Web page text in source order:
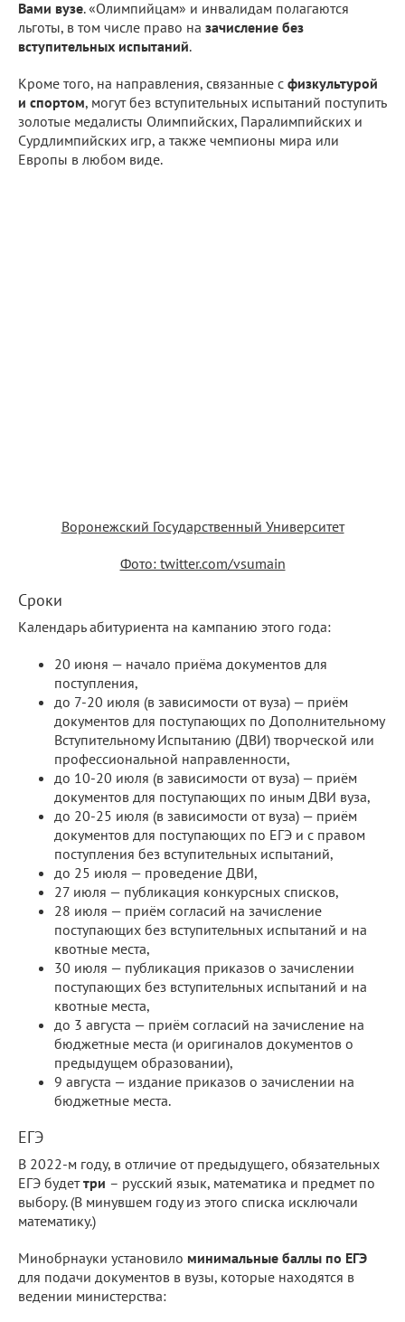
Вами вузе. «Олимпийцам» и инвалидам полагаются
льготы, в том числе право на зачисление без
вступительных испытаний.
Кроме того, на направления, связанные с физкультурой
и спортом, могут без вступительных испытаний поступить
золотые медалисты Олимпийских, Паралимпийских и
Сурдлимпийских игр, а также чемпионы мира или
Европы в любом виде.
Воронежский Государственный Университет
Фото: twitter.com/vsumain
Сроки
Календарь абитуриента на кампанию этого года:
20 июня — начало приёма документов для
поступления,
до 7-20 июля (в зависимости от вуза) — приём
документов для поступающих по Дополнительному
Вступительному Испытанию (ДВИ) творческой или
профессиональной направленности,
до 10-20 июля (в зависимости от вуза) — приём
документов для поступающих по иным ДВИ вуза,
до 20-25 июля (в зависимости от вуза) — приём
документов для поступающих по ЕГЭ и с правом
поступления без вступительных испытаний,
до 25 июля — проведение ДВИ,
27 июля — публикация конкурсных списков,
28 июля — приём согласий на зачисление
поступающих без вступительных испытаний и на
квотные места,
30 июля — публикация приказов о зачислении
поступающих без вступительных испытаний и на
квотные места,
до 3 августа — приём согласий на зачисление на
бюджетные места (и оригиналов документов о
предыдущем образовании),
9 августа — издание приказов о зачислении на
бюджетные места.
ЕГЭ
В 2022-м году, в отличие от предыдущего, обязательных
ЕГЭ будеттри – русский язык, математика и предмет по
выбору. (В минувшем году из этого списка исключали
математику.)
Минобрнауки установило минимальные баллы по ЕГЭ
для подачи документов в вузы, которые находятся в
ведении министерства: